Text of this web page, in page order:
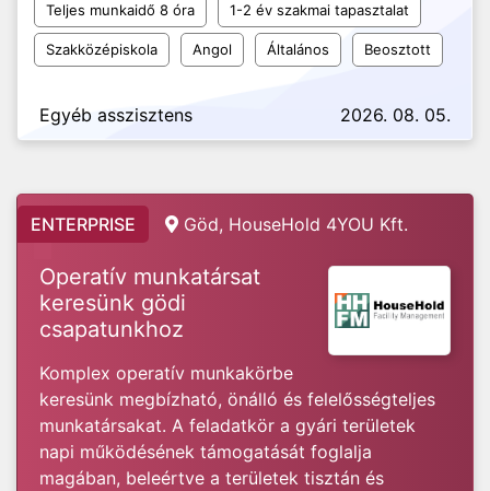
Teljes munkaidő 8 óra 1-2 év szakmai tapasztalat
Szakközépiskola Angol Általános Beosztott
Egyéb asszisztens 2026. 08. 05.
ENTERPRISE Göd, HouseHold 4YOU Kft.
Operatív munkatársat
keresünk gödi
csapatunkhoz
Komplex operatív munkakörbe
keresünk megbízható, önálló és felelősségteljes
munkatársakat. A feladatkör a gyári területek
napi működésének támogatását foglalja
magában, beleértve a területek tisztán és